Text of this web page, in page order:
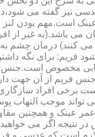
نیز گفته می
است.مهم بودن
می باشد.(به غیر از
می کنند) درمان چشم
فریم: برای نگه
قابی مخصوص است.جنس
فریم از آن جهت
برخی افراد
تواند موجب التهاب
عینک و همچنین
در نتیجه اگر می